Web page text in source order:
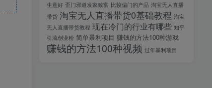
生意好 歪门邪道发家致富 比较偏门的产品 淘宝无人直播
带货 淘宝无人直播带货0基础教程 淘宝
无人直播带货教程 现在冷门的行业有哪些 知乎
引流创业粉 简单暴利项目 赚钱的方法100种游戏
赚钱的方法100种视频 过年暴利项目